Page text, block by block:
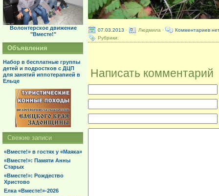
07.03.2013 · Людмила ·
Комментариев
Рубрики:
Написать комментарий
Волонтерское движение
"Вместе!"
Объявления
Набор в бесплатные группы
детей и подростков с ДЦП
для занятий иппотерапией в
Ельце
Свежие записи
«Вместе!» в гостях у «Маяка»
«Вместе!»: Памяти Анны
Старых
«Вместе!»: Рождество
Христово
Елка «Вместе!»-2026